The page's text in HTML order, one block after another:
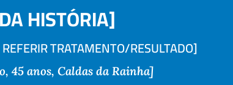
HISTÓRIA]
TRATAMENTO/RESULTADO]
45 anos, Caldas da Rainha]